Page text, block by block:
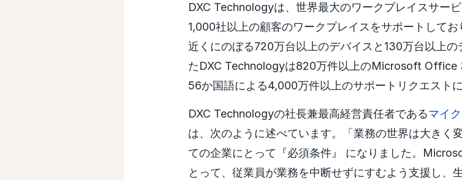
DXC Technologyは、世界最大のワークプレイスサー
1,000社以上の顧客のワークプレイスをサポートして
近くにのぼる720万台以上のデバイスと130万台以上
たDXC Technologyは820万件以上のMicrosoft Office
56か国語による4,000万件以上のサポートリクエストに
DXC Technologyの社長兼最高経営責任者であるマイ
は、次のように述べています。「業務の世界は大きく
ての企業にとって『必須条件』 になりました。
とって、従業員が業務を中断せずにすむよう支援し、